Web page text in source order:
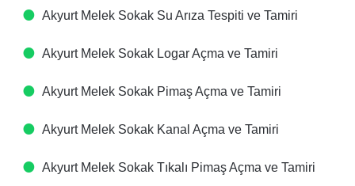
Akyurt Melek Sokak Su Arıza Tespiti ve Tamiri
Akyurt Melek Sokak Logar Açma ve Tamiri
Akyurt Melek Sokak Pimaş Açma ve Tamiri
Akyurt Melek Sokak Kanal Açma ve Tamiri
Akyurt Melek Sokak Tıkalı Pimaş Açma ve Tamiri